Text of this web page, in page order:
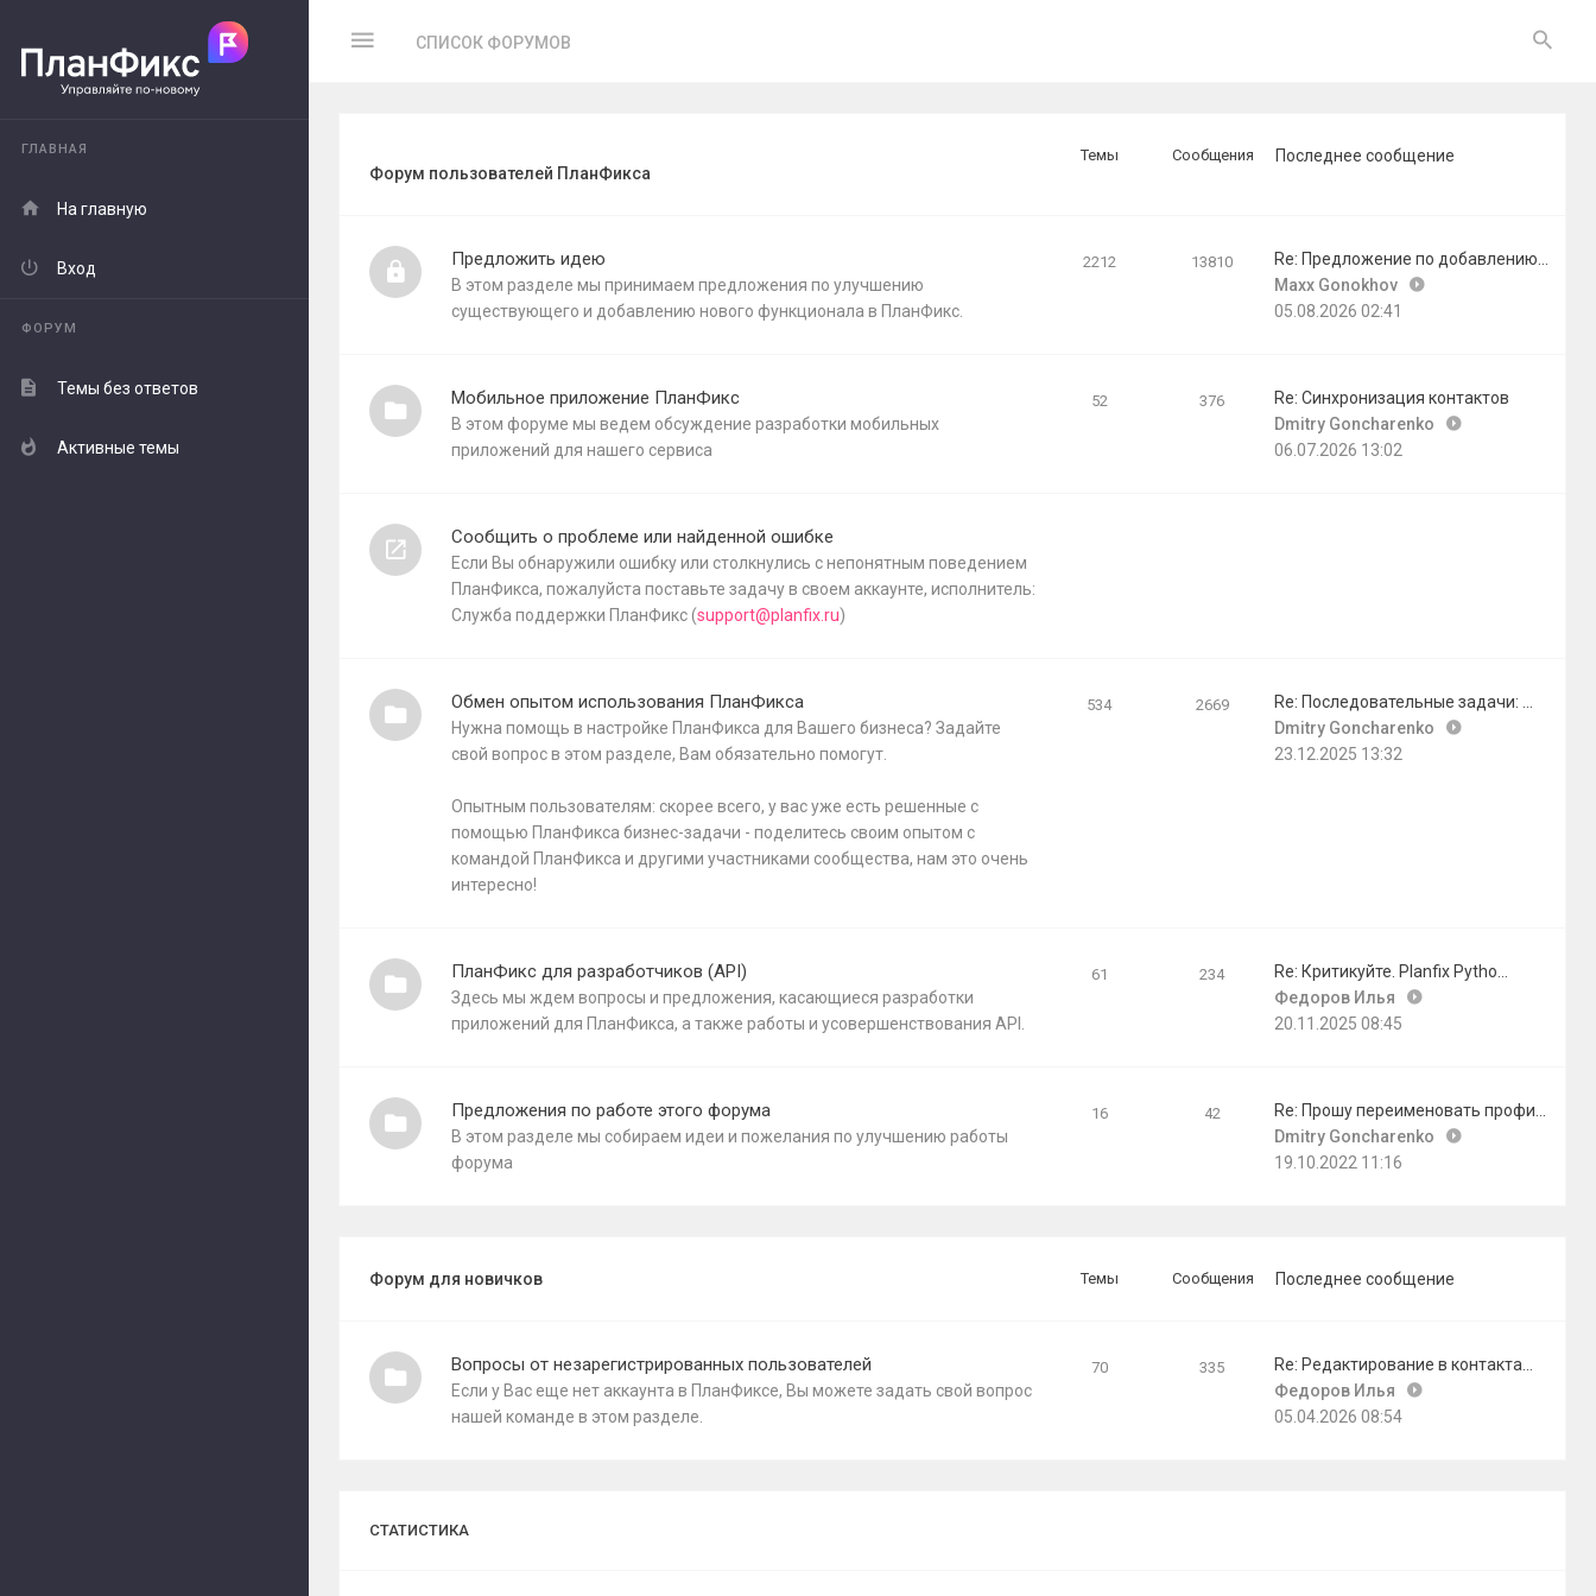
СПИСОК ФОРУМОВ
ГЛАВНАЯ
На главную
Вход
ФОРУМ
Темы без ответов
Активные темы
Форум пользователей ПланФикса
Темы Сообщения Последнее сообщение
Предложить идею
В этом разделе мы принимаем предложения по улучшению
существующего и добавлению нового функционала в ПланФикс.
2212 13810
Re: Предложение по добавлению…
Maxx Gonokhov
Перейти
05.08.2026 02:41
Мобильное приложение ПланФикс
В этом форуме мы ведем обсуждение разработки мобильных
приложений для нашего сервиса
52 376
Re: Синхронизация контактов
Dmitry Goncharenko
Перейти
06.07.2026 13:02
Сообщить о проблеме или найденной ошибке
Если Вы обнаружили ошибку или столкнулись с непонятным поведением
ПланФикса, пожалуйста поставьте задачу в своем аккаунте, исполнитель:
Служба поддержки ПланФикс (support@planfix.ru)
Обмен опытом использования ПланФикса
Нужна помощь в настройке ПланФикса для Вашего бизнеса? Задайте
свой вопрос в этом разделе, Вам обязательно помогут.
Опытным пользователям: скорее всего, у вас уже есть решенные с
помощью ПланФикса бизнес-задачи - поделитесь своим опытом с
командой ПланФикса и другими участниками сообщества, нам это очень
интересно!
534 2669
Re: Последовательные задачи: …
Dmitry Goncharenko
Перейти
23.12.2025 13:32
ПланФикс для разработчиков (API)
Здесь мы ждем вопросы и предложения, касающиеся разработки
приложений для ПланФикса, а также работы и усовершенствования API.
61 234
Re: Критикуйте. Planfix Pytho…
Федоров Илья
Перейти
20.11.2025 08:45
Предложения по работе этого форума
В этом разделе мы собираем идеи и пожелания по улучшению работы
форума
16 42
Re: Прошу переименовать профи…
Dmitry Goncharenko
Перейти
19.10.2022 11:16
Форум для новичков Темы Сообщения Последнее сообщение
Вопросы от незарегистрированных пользователей
Если у Вас еще нет аккаунта в ПланФиксе, Вы можете задать свой вопрос
нашей команде в этом разделе.
70 335
Re: Редактирование в контакта…
Федоров Илья
Перейти
05.04.2026 08:54
СТАТИСТИКА